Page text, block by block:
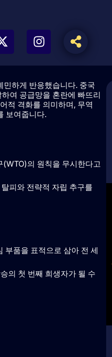
하게 반응했습니다. 중국
여 공급망을 혼란에 빠뜨리
적 격화를 의미하며, 무역
보여줍니다.
의 원칙을 무시한다고
피와 전략적 자립 추구를
부품을 표적으로 삼아 전 세
의 첫 번째 희생자가 될 수